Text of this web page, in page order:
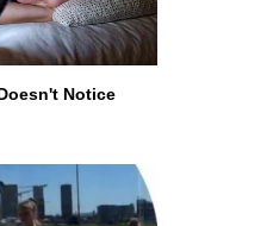
Notice